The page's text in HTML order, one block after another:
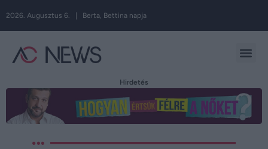
2026. Augusztus 6. | Berta, Bettina napja
Hirdetés